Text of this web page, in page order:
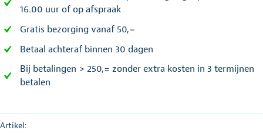
16.00 uur of op afspraak
Gratis bezorging vanaf 50,=
Betaal achteraf binnen 30 dagen
Bij betalingen > 250,= zonder extra kosten in 3 termijnen
betalen
Artikel: